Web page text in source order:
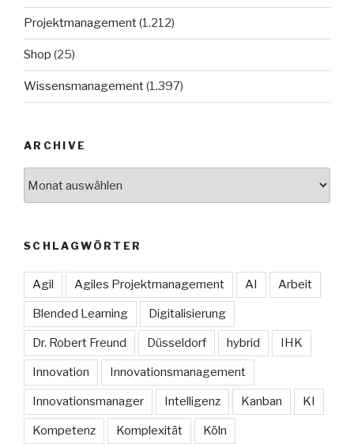
Projektmanagement(1.212)
Shop (25)
Wissensmanagement(1.397)
ARCHIVE
SCHLAGWÖRTER
Agil Agiles Projektmanagement AI Arbeit
Blended Learning Digitalisierung
Dr. Robert Freund Düsseldorf hybrid IHK
Innovation Innovationsmanagement
Innovationsmanager Intelligenz Kanban KI
Kompetenz Komplexität Köln